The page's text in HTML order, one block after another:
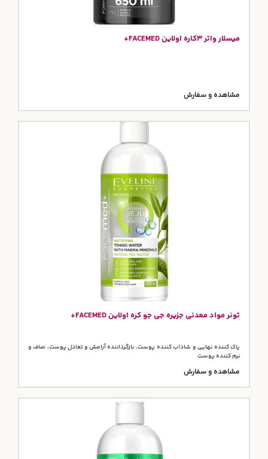
میسلار واتر 3کاره اولاین FACEMED+
مشاهده و سفارش
تونر مواد معدنی جزیره جی جو کره اولاین FACEMED+
پاک‎ کننده نهایی و شاداب‎ کننده پوست، بازگرداننده آرامش و تعادل پوست، صاف و
نرم‎ کننده پوست
مشاهده و سفارش